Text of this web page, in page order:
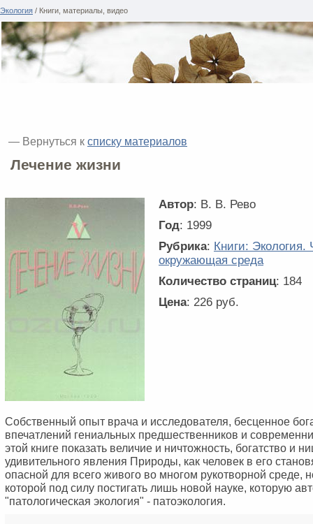
Экология / Книги, материалы, видео
— Вернуться к списку материалов
Лечение жизни
Автор: В. В. Рево
Год: 1999
Рубрика: Книги: Экология.
окружающая среда
Количество страниц: 184
Цена: 226 руб.
Собственный опыт врача и исследователя, бесценное
впечатлений гениальных предшественников и
этой книге показать величие и ничтожность, богатство и
удивительного явления Природы, как человек в его
опасной для всего живого во многом рукотворной среде,
которой под силу постигать лишь новой науке, которую
"патологическая экология" - патоэкология.